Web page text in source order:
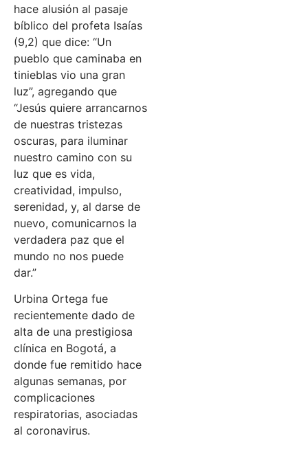
hace alusión al pasaje
bíblico del profeta Isaías
(9,2) que dice: “Un
pueblo que caminaba en
tinieblas vio una gran
luz”, agregando que
“Jesús quiere arrancarnos
de nuestras tristezas
oscuras, para iluminar
nuestro camino con su
luz que es vida,
creatividad, impulso,
serenidad, y, al darse de
nuevo, comunicarnos la
verdadera paz que el
mundo no nos puede
dar.”
Urbina Ortega fue
recientemente dado de
alta de una prestigiosa
clínica en Bogotá, a
donde fue remitido hace
algunas semanas, por
complicaciones
respiratorias, asociadas
al coronavirus.